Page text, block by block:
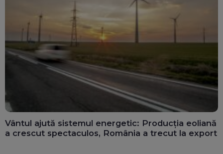
Vântul ajută sistemul energetic: Producția eoliană
a crescut spectaculos, România a trecut la export